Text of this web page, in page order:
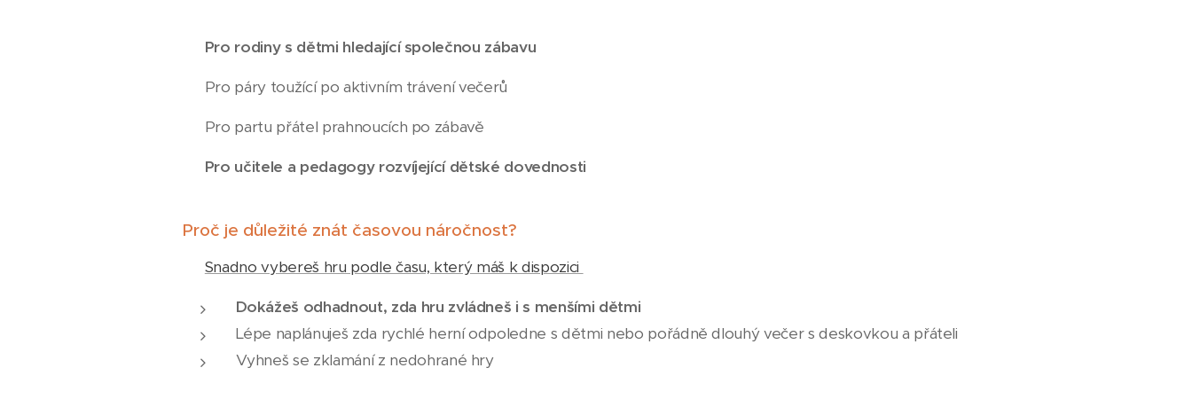
Pro rodiny s dětmi hledající společnou zábavu
✅ Pro páry toužící po aktivním trávení večerů
✅ Pro partu přátel prahnoucích po zábavě
Pro učitele a pedagogy rozvíjející dětské dovednosti
Proč je důležité znát časovou náročnost?
Snadno vybereš hru podle času, který máš k dispozici
Dokážeš odhadnout, zda hru zvládneš i s menšími dětmi
Lépe naplánuješ zda rychlé herní odpoledne s dětmi nebo pořádně dlouhý večer s deskovkou a přáteli
Vyhneš se zklamání z nedohrané hry